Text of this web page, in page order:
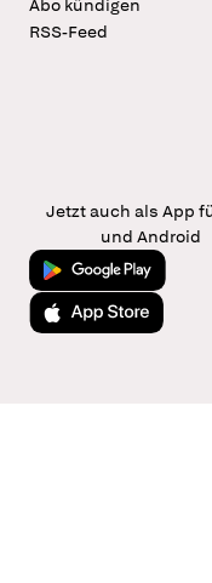
RSS-Feed
Jetzt auch als App
und Android
Jetzt bei Google Play
Laden im App Store